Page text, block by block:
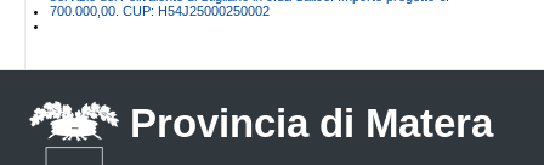
700.000,00. CUP: H54J25000250002
Provincia di Matera